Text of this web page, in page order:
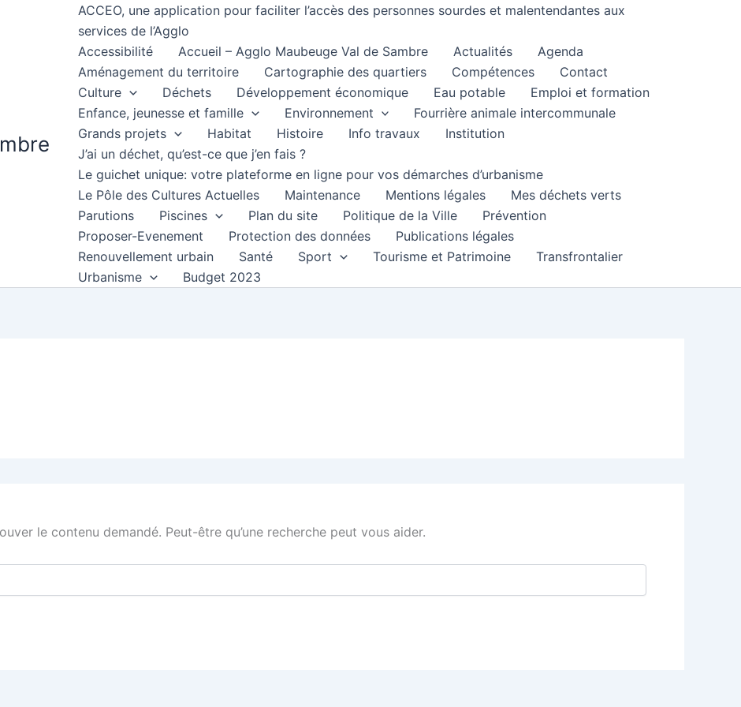
ACCEO, une application pour faciliter l’accès des personnes sourdes et malentendantes aux
services de l’Agglo
Accessibilité
Accueil – Agglo Maubeuge Val de Sambre Actualités
Agenda
Aménagement du territoire
Cartographie des quartiers Compétences
Contact
Culture
Déchets Développement économique Eau potable
Emploi et formation
Enfance, jeunesse et famille
Environnement
Fourrière animale intercommunale
Grands projets
Habitat Histoire Info travaux
Institution
J’ai un déchet, qu’est-ce que j’en fais ?
Le guichet unique: votre plateforme en ligne pour vos démarches d’urbanisme
Le Pôle des Cultures Actuelles
Maintenance Mentions légales
Mes déchets verts
Parutions
Piscines Plan du site Politique de la Ville
Prévention
Proposer-Evenement
Protection des données
Publications légales
Renouvellement urbain
Santé Sport Tourisme et Patrimoine
Transfrontalier
Urbanisme
Budget 2023
le contenu demandé. Peut-être qu’une recherche peut vous aider.